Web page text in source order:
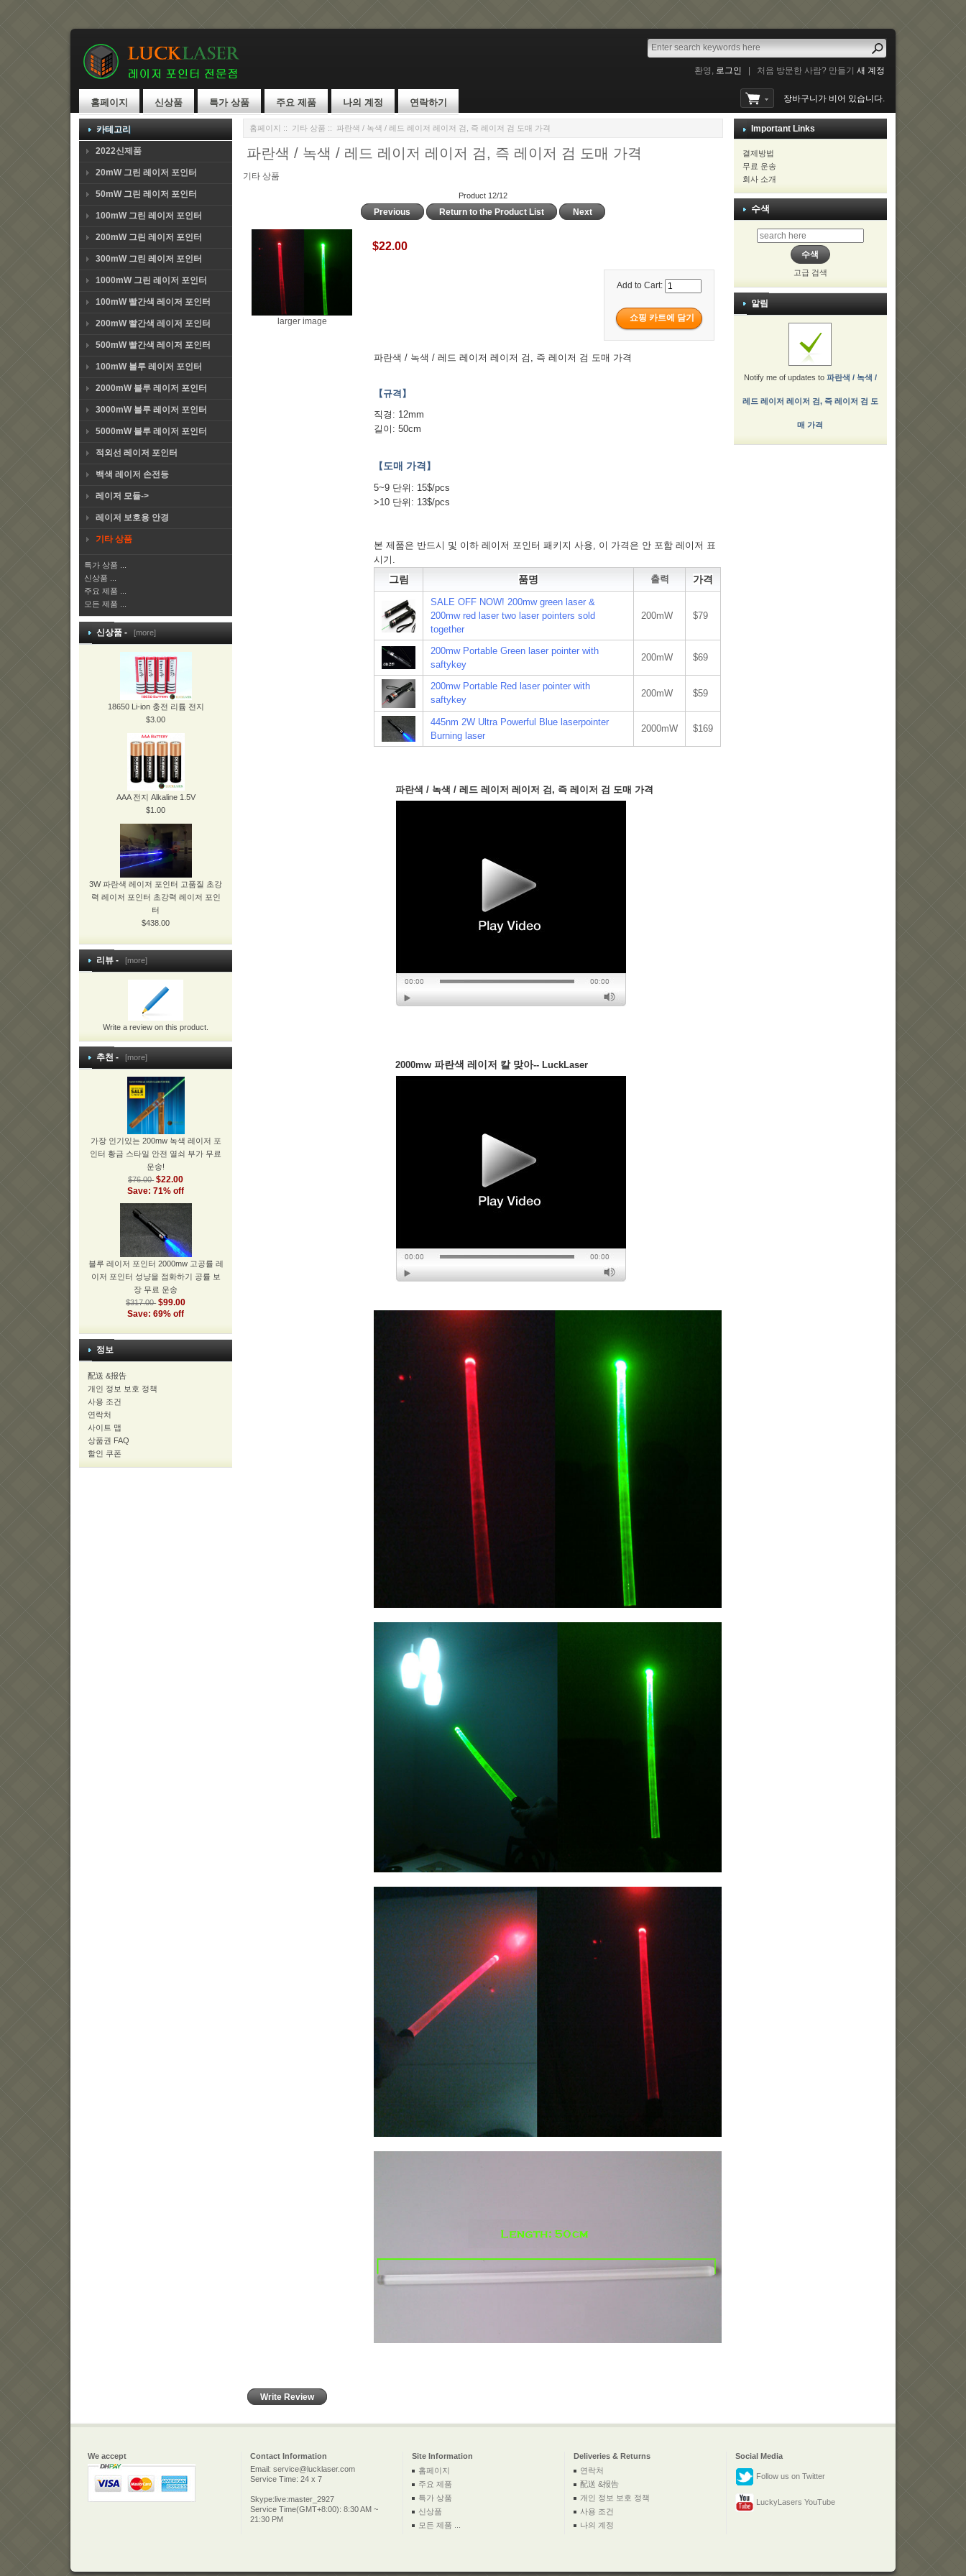
환영, 로그인 처음 방문한 사람? 만들기새 계정
홈페이지 신상품 특가 상품 주요 제품 나의 계정 연락하기 장바구니가 비어 있습니다.
카테고리
2022신제품
20mW 그린 레이저 포인터
50mW 그린 레이저 포인터
100mW 그린 레이저 포인터
200mW 그린 레이저 포인터
300mW 그린 레이저 포인터
1000mW 그린 레이저 포인터
100mW 빨간색 레이저 포인터
200mW 빨간색 레이저 포인터
500mW 빨간색 레이저 포인터
100mW 블루 레이저 포인터
2000mW 블루 레이저 포인터
3000mW 블루 레이저 포인터
5000mW 블루 레이저 포인터
적외선 레이저 포인터
백색 레이저 손전등
레이저 모듈->
레이저 보호용 안경
기타 상품
특가 상품 ...
신상품 ...
주요 제품 ...
모든 제품 ...
신상품 - [more]
18650 Li-ion 충전 리튬 전지
$3.00
AAA 전지 Alkaline 1.5V
$1.00
3W 파란색 레이저 포인터 고품질 초강
력 레이저 포인터 초강력 레이저 포인
터
$438.00
리뷰 - [more]
Write a review on this product.
추천 - [more]
가장 인기있는 200mw 녹색 레이저 포
인터 황금 스타일 안전 열쇠 부가 무료
운송!
$76.00 $22.00
Save: 71% off
블루 레이저 포인터 2000mw 고공률 레
이저 포인터 성냥을 점화하기 공률 보
장 무료 운송
$317.00 $99.00
Save: 69% off
정보
配送 &报告
개인 정보 보호 정책
사용 조건
연락처
사이트 맵
상품권 FAQ
할인 쿠폰
홈페이지 :: 기타 상품 :: 파란색 / 녹색 / 레드 레이저 레이저 검, 즉 레이저 검 도매 가격
파란색 / 녹색 / 레드 레이저 레이저 검, 즉 레이저 검 도매 가격
기타 상품
Product 12/12
Previous Return to the Product List Next
larger image
$22.00
Add to Cart:
파란색 / 녹색 / 레드 레이저 레이저 검, 즉 레이저 검 도매 가격
【규격】
직경: 12mm
길이: 50cm
【도매 가격 】
5~9 단위: 15$/pcs
>10 단위: 13$/pcs
본 제품은 반드시 및 이하 레이저 포인터 패키지 사용, 이 가격은 안 포함 레이저 표
시기.
그림 품명 출력 가격
SALE OFF NOW! 200mw green laser &
200mw red laser two laser pointers sold
together
200mW $79
200mw Portable Green laser pointer with
saftykey
200mW $69
200mw Portable Red laser pointer with
saftykey
200mW $59
445nm 2W Ultra Powerful Blue laserpointer
Burning laser
2000mW $169
파란색 / 녹색 / 레드 레이저 레이저 검, 즉 레이저 검 도매 가격
2000mw파란색 레이저 칼 맞아-- LuckLaser
Write Review
Important Links
결제방법
무료 운송
회사 소개
수색
고급 검색
알림
Notify me of updates to 파란색 / 녹색 /
레드 레이저 레이저 검, 즉 레이저 검 도
매 가격
We accept Contact Information Site Information Deliveries & Returns
Social Media
Email: service@lucklaser.com
Service Time: 24 x 7
Skype:live:master_2927
Service Time(GMT+8:00): 8:30 AM ~
21:30 PM
홈페이지
주요 제품
특가 상품
신상품
모든 제품 ...
연락처
配送 &报告
개인 정보 보호 정책
사용 조건
나의 계정
Follow us on Twitter
LuckyLasers YouTube